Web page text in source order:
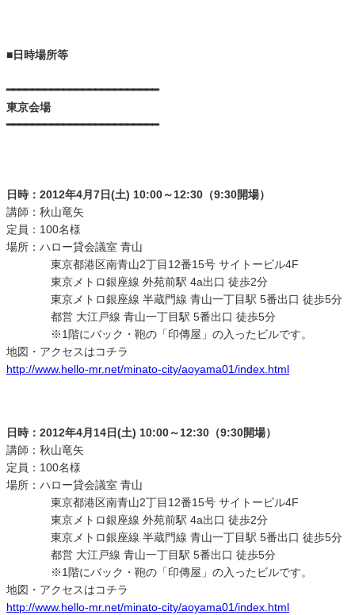
■日時場所等
━━━━━━━━━━━━━━━━━━━━━━━━
東京会場
━━━━━━━━━━━━━━━━━━━━━━━━
日時：2012年4月7日(土) 10:00～12:30（9:30開場）
講師：秋山竜矢
定員：100名様
場所：ハロー貸会議室 青山
東京都港区南青山2丁目12番15号 サイトービル4F
東京メトロ銀座線 外苑前駅 4a出口 徒歩2分
東京メトロ銀座線 半蔵門線 青山一丁目駅 5番出口 徒歩5分
都営 大江戸線 青山一丁目駅 5番出口 徒歩5分
※1階にバック・鞄の「印傳屋」の入ったビルです。
地図・アクセスはコチラ
http://www.hello-mr.net/minato-city/aoyama01/index.html
日時：2012年4月14日(土) 10:00～12:30（9:30開場）
講師：秋山竜矢
定員：100名様
場所：ハロー貸会議室 青山
東京都港区南青山2丁目12番15号 サイトービル4F
東京メトロ銀座線 外苑前駅 4a出口 徒歩2分
東京メトロ銀座線 半蔵門線 青山一丁目駅 5番出口 徒歩5分
都営 大江戸線 青山一丁目駅 5番出口 徒歩5分
※1階にバック・鞄の「印傳屋」の入ったビルです。
地図・アクセスはコチラ
http://www.hello-mr.net/minato-city/aoyama01/index.html